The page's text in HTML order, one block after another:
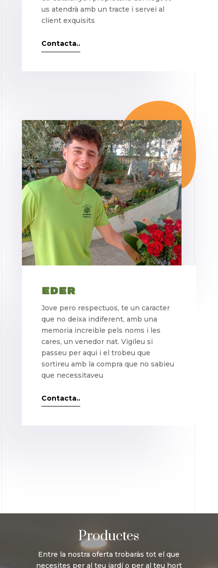
us atendrà amb un tracte i servei al
client exquisits
Contacta..
Eder
Jove pero respectuos, te un caracter
que no deixa indiferent, amb una
memoria increible pels noms i les
cares, un venedor nat. Vigileu si
passeu per aqui i el trobeu que
sortireu amb la compra que no sabieu
que necessitaveu
Contacta..
Productes
Entre la nostra oferta trobaràs tot el que
necesites per al teu jardí o per al teu hort